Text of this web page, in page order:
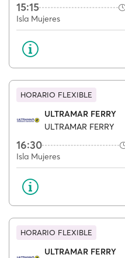
15:15
Isla Mujeres
HORARIO FLEXIBLE
ULTRAMAR FERRY
ULTRAMAR FERRY
16:30
Isla Mujeres
HORARIO FLEXIBLE
ULTRAMAR FERRY